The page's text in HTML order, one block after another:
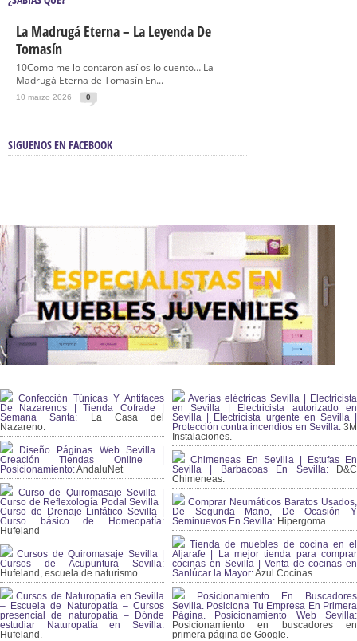
La Madrugá Eterna – La Leyenda De
Tomasín
10Como me lo contaron así os lo cuento… La
Madrugá Eterna de Tomasín En...
10 marzo 2026 0
SÍGUENOS EN FACEBOOK
Confección Túnicas Y Antifaces
De Nazarenos | Tienda Cofrade |
Semana Santa: La Casa del
Nazareno.
Diseño Páginas Web Sevilla |
Creación Tiendas Online |
Posicionamiento:AndaluNet
Curso de Quiromasaje Sevilla |
Curso de Reflexología Podal Sevilla |
Curso de Drenaje Linfático Sevilla |
Curso básico de Homeopatía:
Hufeland
Cursos de Quiromasaje Sevilla |
Cursos de Acupuntura Sevilla:
Hufeland, escuela de naturismo.
Cursos de Naturopatia en Sevilla
– Escuela de Naturopatía – Cursos
presencial de naturopatía – Dónde
estudiar Naturopatía en Sevilla:
Hufeland.
Averías eléctricas Sevilla | Electricista
en Sevilla | Electricista autorizado en
Sevilla | Electricista urgente en Sevilla |
Protección contra incendios en Sevilla:3M
Instalaciones.
Chimeneas En Sevilla | Estufas En
Sevilla | Barbacoas En Sevilla:D&C
Chimeneas.
Comprar Neumáticos Baratos Usados,
De Segunda Mano, De Ocasión Y
Seminuevos En Sevilla: Hipergoma
Tienda de muebles de cocina en el
Aljarafe | La mejor tienda para comprar
cocinas en Sevilla | Venta de cocinas en
Sanlúcar la Mayor:Azul Cocinas.
Posicionamiento En Buscadores
Sevilla. Posiciona Tu Empresa En Primera
Página. Posicionamiento Web Sevilla:
Posicionamiento en buscadores en
primera página de Google.